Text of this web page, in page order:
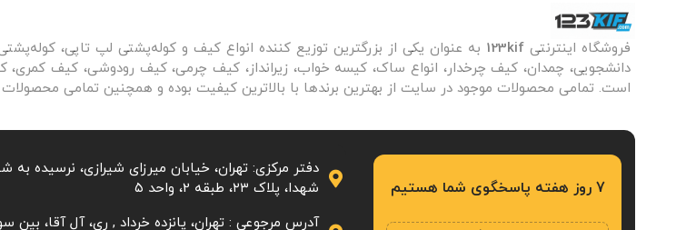
فروشگاه اینترنتی123kif به عنوان یکی از بزرگترین توزیع کننده انواع کیف و کوله‌پشتی لپ تاپی،
دانشجویی، چمدان، کیف چرخدار، انواع ساک، کیسه خواب، زیرانداز، کیف چرمی، کیف رودوشی، کیف کمری،
است. تمامی محصولات موجود در سایت از بهترین برندها با بالاترین کیفیت بوده و همچنین تمامی محصولات
7 روز هفته پاسخگوی شما هستیم
دفتر مرکزی: تهران، خیابان میرزای شیرازی، نرسیده
شهدا، پلاک ۲۳، طبقه 2، واحد ۵
آدرس مرجوعی : تهران، پانزده خرداد , ری، آل آقا، بین